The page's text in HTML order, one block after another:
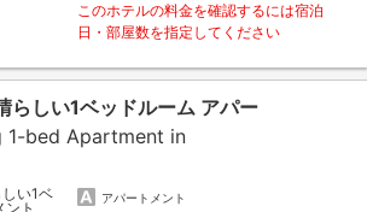
このホテルの料金を確認するには宿泊
日・部屋数を指定してください
らしい1ベッドルーム アパー
1-bed Apartment in
アパートメント